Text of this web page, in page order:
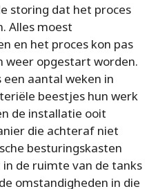
storing dat het proces
Alles moest
en het proces kon pas
weer opgestart worden.
aantal weken in
beestjes hun werk
de installatie ooit
die achteraf niet
besturingskasten
de ruimte van de tanks
omstandigheden in die